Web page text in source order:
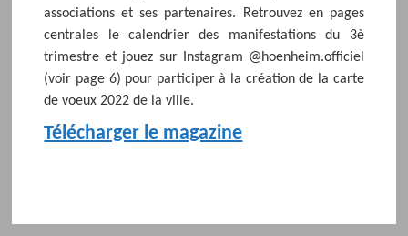
associations et ses partenaires. Retrouvez en pages
centrales le calendrier des manifestations du 3è
trimestre et jouez sur Instagram @hoenheim.officiel
(voir page 6) pour participer à la création de la carte
de voeux 2022 de la ville.
Télécharger le magazine